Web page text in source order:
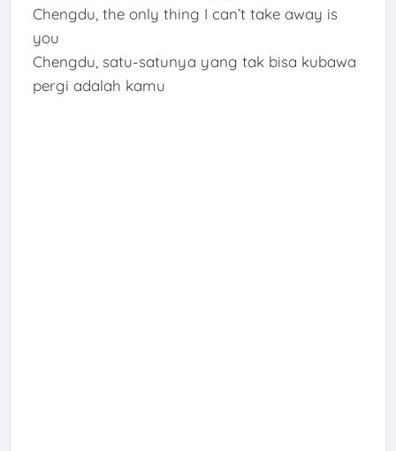
Chengdu, the only thing I can’t take away is
you
Chengdu, satu-satunya yang tak bisa kubawa
pergi adalah kamu